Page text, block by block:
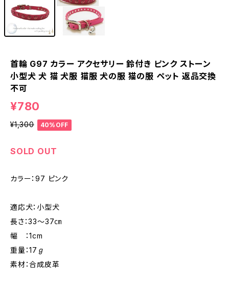
首輪 G97 カラー アクセサリー 鈴付き ピンク ストーン
小型犬 犬 猫 犬服 猫服 犬の服 猫の服 ペット 返品交換
不可
¥780
¥1,300 40%OFF
SOLD OUT
カラー：97 ピンク
適応犬：小型犬
長さ：33～37㎝
幅 ：1cm
重量：17ℊ
素材：合成皮革